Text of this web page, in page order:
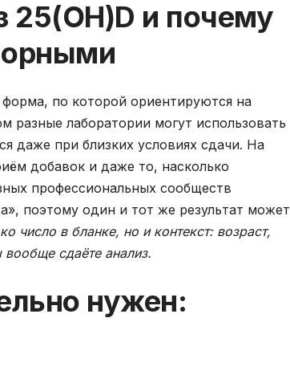
25(OH)D и почему
по которой ориентируются на
разные лаборатории могут использовать
даже при близких условиях сдачи. На
добавок и даже то, насколько
профессиональных сообществ
поэтому один и тот же результат может
число в бланке, но и контекст: возраст,
сдаёте анализ.
нужен: